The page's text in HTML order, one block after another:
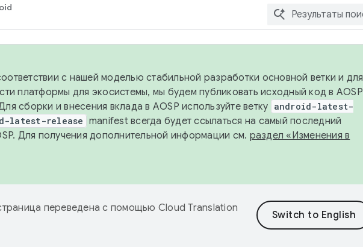
с нашей моделью стабильной разработки основной ветки и для
платформы для экосистемы, мы будем публиковать исходный код в AOSP
сборки и внесения вклада в AOSP используйте ветку android-latest-
latest-release manifest всегда будет ссылаться на самый последний
Для получения дополнительной информации см. раздел «Изменения в
переведена с помощью Cloud Translation